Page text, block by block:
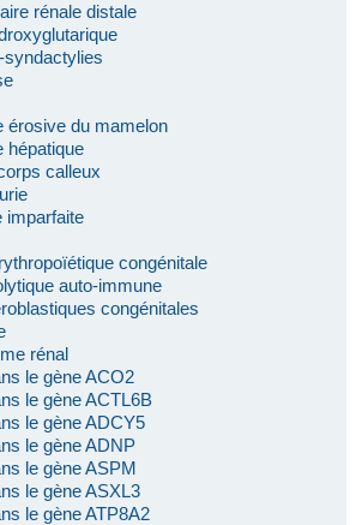
rénale distale
érosive du mamelon
hépatique
calleux
imparfaite
congénitale
auto-immune
congénitales
rénal
le gène ACO2
le gène ACTL6B
le gène ADCY5
le gène ADNP
le gène ASPM
le gène ASXL3
le gène ATP8A2